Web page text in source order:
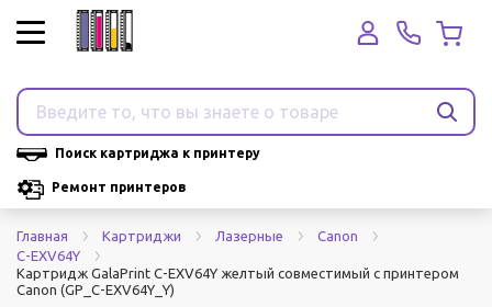
Поиск картриджа к принтеру
Ремонт принтеров
Главная Картриджи Лазерные
Canon
C-EXV64Y
Картридж GalaPrint C-EXV64Y желтый совместимый с принтером
Canon (GP_C-EXV64Y_Y)